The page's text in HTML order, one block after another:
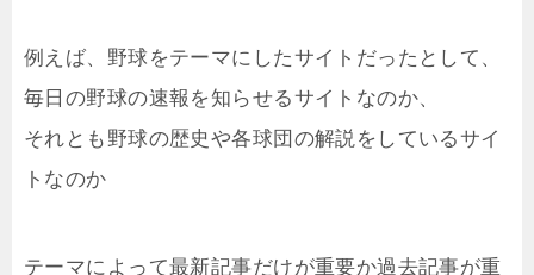
例えば、野球をテーマにしたサイトだったとして、
毎日の野球の速報を知らせるサイトなのか、
それとも野球の歴史や各球団の解説をしているサイ
トなのか
テーマによって最新記事だけが重要か過去記事が重